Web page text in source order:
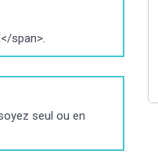
span>.
seul ou en